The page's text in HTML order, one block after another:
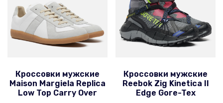
Кроссовки мужские
Maison Margiela Replica
Low Top Carry Over
Кроссовки мужские
Reebok Zig Kinetica II
Edge Gore-Tex